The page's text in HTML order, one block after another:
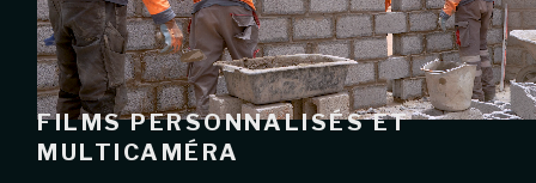
FILMS PERSONNALISÉS ET
MULTICAMÉRA